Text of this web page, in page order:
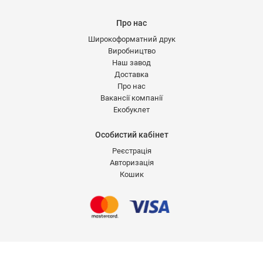
Про нас
Широкоформатний друк
Виробництво
Наш завод
Доставка
Про нас
Вакансії компанії
Екобуклет
Особистий кабінет
Реєстрація
Авторизація
Кошик